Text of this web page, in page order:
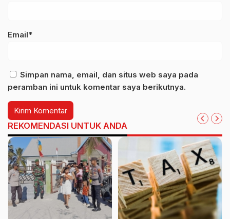
Email*
Simpan nama, email, dan situs web saya pada
peramban ini untuk komentar saya berikutnya.
REKOMENDASI UNTUK ANDA